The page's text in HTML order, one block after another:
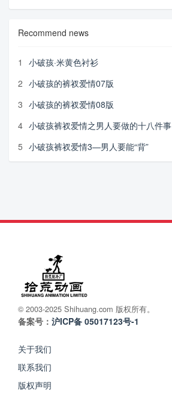
Recommend news
1
小破孩·米黄色衬衫
2 小破孩的裤衩爱情07版
3 小破孩的裤衩爱情08版
4 小破孩裤衩爱情之男人要做的十八件事
5 小破孩裤衩爱情3—男人要能“背”
© 2003-2025 Shihuang.com 版权所有。
备案号： 沪ICP备 05017123号-1
关于我们
联系我们
版权声明